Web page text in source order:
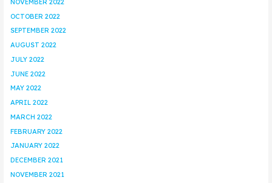
NOVEMBER 2022
OCTOBER 2022
SEPTEMBER 2022
AUGUST 2022
JULY 2022
JUNE 2022
MAY 2022
APRIL 2022
MARCH 2022
FEBRUARY 2022
JANUARY 2022
DECEMBER 2021
NOVEMBER 2021